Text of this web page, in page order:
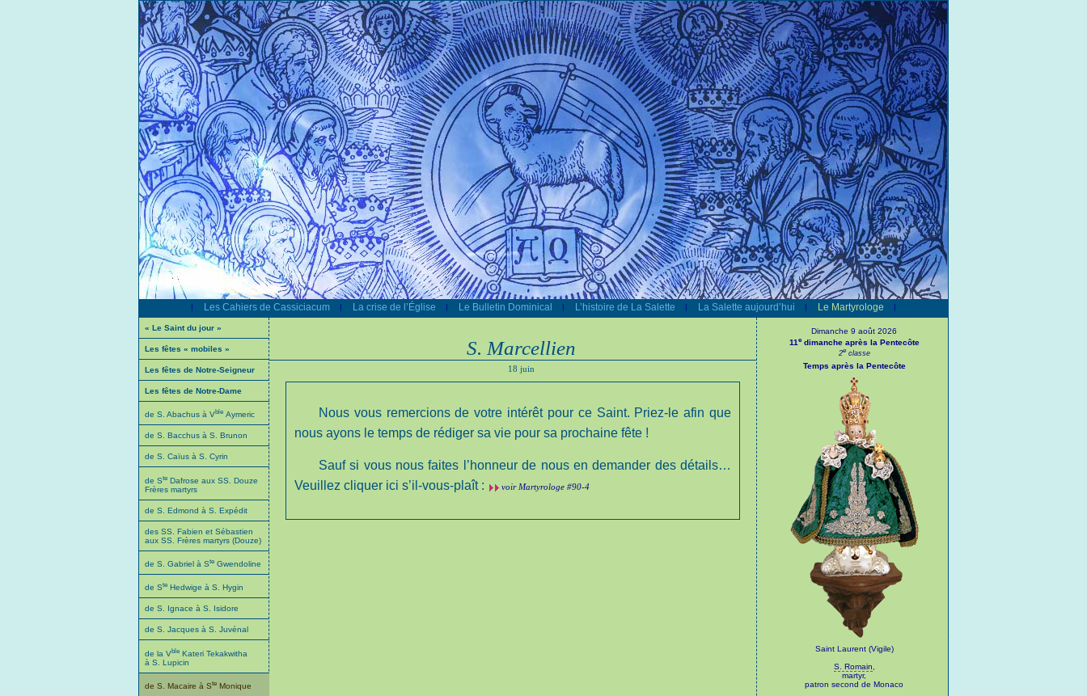
| Les Cahiers de Cassiciacum | La crise de l’Église | Le Bulletin Dominical | L’histoire de La Salette | La Salette aujourd’hui | Le Martyrologe |
« Le Saint du jour »
Les fêtes « mobiles »
Les fêtes de Notre-Seigneur
Les fêtes de Notre-Dame
de S. Abachus à Vble Aymeric
de S. Bacchus à S. Brunon
de S. Caïus à S. Cyrin
de Ste Dafrose aux SS. Douze
Frères martyrs
de S. Edmond à S. Expédit
des SS. Fabien et Sébastien
aux SS. Frères martyrs (Douze)
de S. Gabriel à Ste Gwendoline
de Ste Hedwige à S. Hygin
de S. Ignace à S. Isidore
de S. Jacques à S. Juvénal
de la Vble Kateri Tekakwitha
à S. Lupicin
de S. Macaire à Ste Monique
S. Marcellien
18 juin
Nous vous remercions de votre intérêt pour ce Saint. Priez-le afin que
nous ayons le temps de rédiger sa vie pour sa prochaine fête !
Sauf si vous nous faites l’honneur de nous en demander des détails…
Veuillez cliquer ici s’il-vous-plaît :
voir Martyrologe #90-4
Dimanche 9 août 2026
11edimanche après la Pentecôte
2eclasse
Temps après la Pentecôte
Saint Laurent (Vigile)
S. Romain,
martyr,
patron second de Monaco